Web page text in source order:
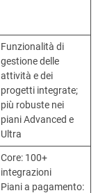
Funzionalità di
gestione delle
attività e dei
progetti integrate;
più robuste nei
piani Advanced e
Ultra
Core: 100+
integrazioni
Piani a pagamento: